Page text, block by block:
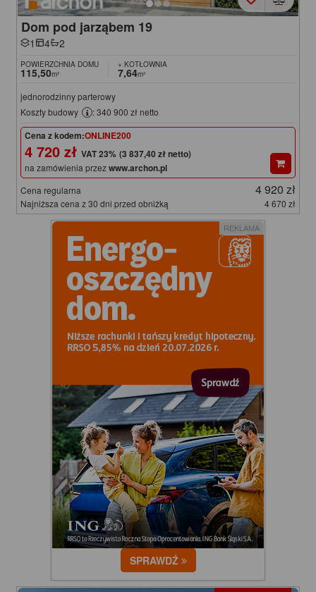
Dom pod jarząbem 19
1 4 2
POWIERZCHNIA DOMU
115,50m²
+ KOTŁOWNIA
7,64m²
jednorodzinny parterowy
Koszty budowy
: 340 900 zł netto
Cena z kodem:ONLINE200
4 720 zł (3 837,40 zł netto)
na zamówienia przezwww.archon.pl
Cena regularna 4 920 zł
Najniższa cena z 30 dni przed obniżką 4 670 zł
REKLAMA
SPRAWDŹ